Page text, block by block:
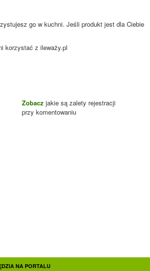
go w kuchni. Jeśli produkt jest dla Ciebie
korzystać z ileważy.pl
Zobacz jakie są zalety rejestracji
przy komentowaniu
NA PORTALU